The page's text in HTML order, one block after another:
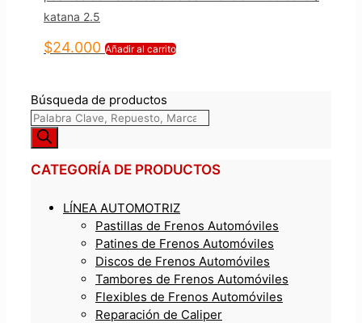
katana 2.5
$24.000 Añadir al carrito
Búsqueda de productos
CATEGORÍA DE PRODUCTOS
LÍNEA AUTOMOTRIZ
Pastillas de Frenos Automóviles
Patines de Frenos Automóviles
Discos de Frenos Automóviles
Tambores de Frenos Automóviles
Flexibles de Frenos Automóviles
Reparación de Caliper